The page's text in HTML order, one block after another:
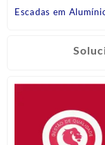
Escadas em